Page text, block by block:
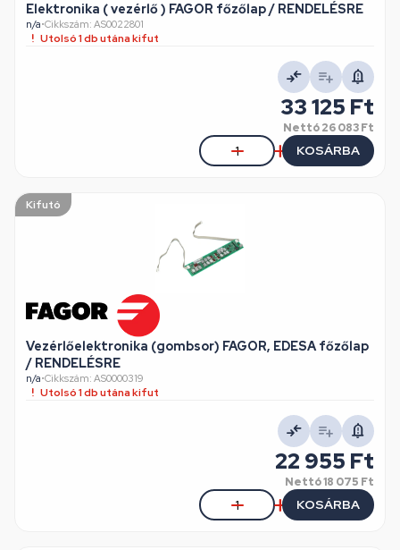
Elektronika ( vezérlő ) FAGOR főzőlap / RENDELÉSRE
n/a•Cikkszám: AS0022801
Utolsó 1 db utána kifut
33 125 Ft
Nettó26 083 Ft
KOSÁRBA
Kifutó
Vezérlőelektronika (gombsor) FAGOR, EDESA főzőlap
/ RENDELÉSRE
n/a•Cikkszám: AS0000319
Utolsó 1 db utána kifut
22 955 Ft
Nettó18 075 Ft
KOSÁRBA